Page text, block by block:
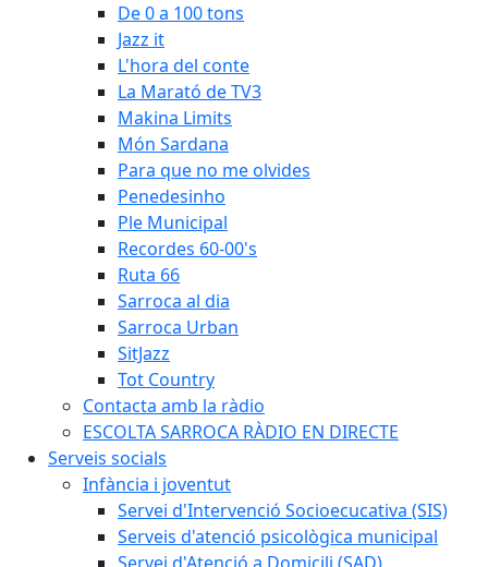
De 0 a 100 tons
Jazz it
L'hora del conte
La Marató de TV3
Makina Limits
Món Sardana
Para que no me olvides
Penedesinho
Ple Municipal
Recordes 60-00's
Ruta 66
Sarroca al dia
Sarroca Urban
SitJazz
Tot Country
Contacta amb la ràdio
ESCOLTA SARROCA RÀDIO EN DIRECTE
Serveis socials
Infància i joventut
Servei d'Intervenció Socioecucativa (SIS)
Serveis d'atenció psicològica municipal